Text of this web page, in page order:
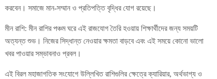
করবেন। সমাজে মান-সম্মান ও প্রতিপত্তি বৃদ্ধির যোগ রয়েছে।
মীন রাশি: মীন রাশির পঞ্চম ঘরে এই রাজযোগ তৈরি হওয়ায় শিক্ষার্থীদের জন্য সময়টি
অত্যন্ত শুভ। নিজের সিদ্ধান্ত নেওয়ার ক্ষমতা বাড়বে এবং এই সময়ে কোনো ভালো
খবর পাওয়ার সম্ভাবনাও প্রবল।
এই বিরল মহাজাগতিক সংযোগে উল্লিখিত রাশিগুলির ক্ষেত্রে ক্যারিয়ার, অর্থভাগ্য ও